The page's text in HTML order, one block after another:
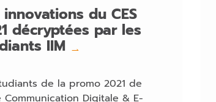
innovations du CES
décryptées par les
IIM →
de la promo 2021 de
Communication Digitale & E-